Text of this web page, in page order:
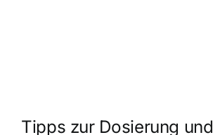
Tipps zur Dosierung und